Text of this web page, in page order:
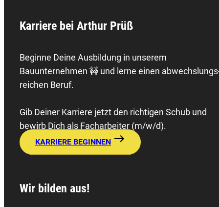
Karriere bei Arthur Prüß
Beginne Deine Ausbildung in unserem
Bauunternehmen 🚧 und lerne einen
reichen Beruf.
Gib Deiner Karriere jetzt den richtigen Schub und
bewirb Dich als Facharbeiter (m/w/d).
KARRIERE BEGINNEN
Wir bilden aus!